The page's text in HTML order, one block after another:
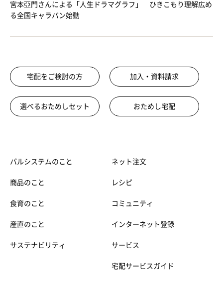
宮本亞門さんによる「人生ドラマグラフ」 ひきこもり理解広め
る全国キャラバン始動
宅配をご検討の方 加入・資料請求
選べるおためしセット おためし宅配
パルシステムのこと
商品のこと
食育のこと
産直のこと
サステナビリティ
ネット注文
レシピ
コミュニティ
インターネット登録
サービス
宅配サービスガイド